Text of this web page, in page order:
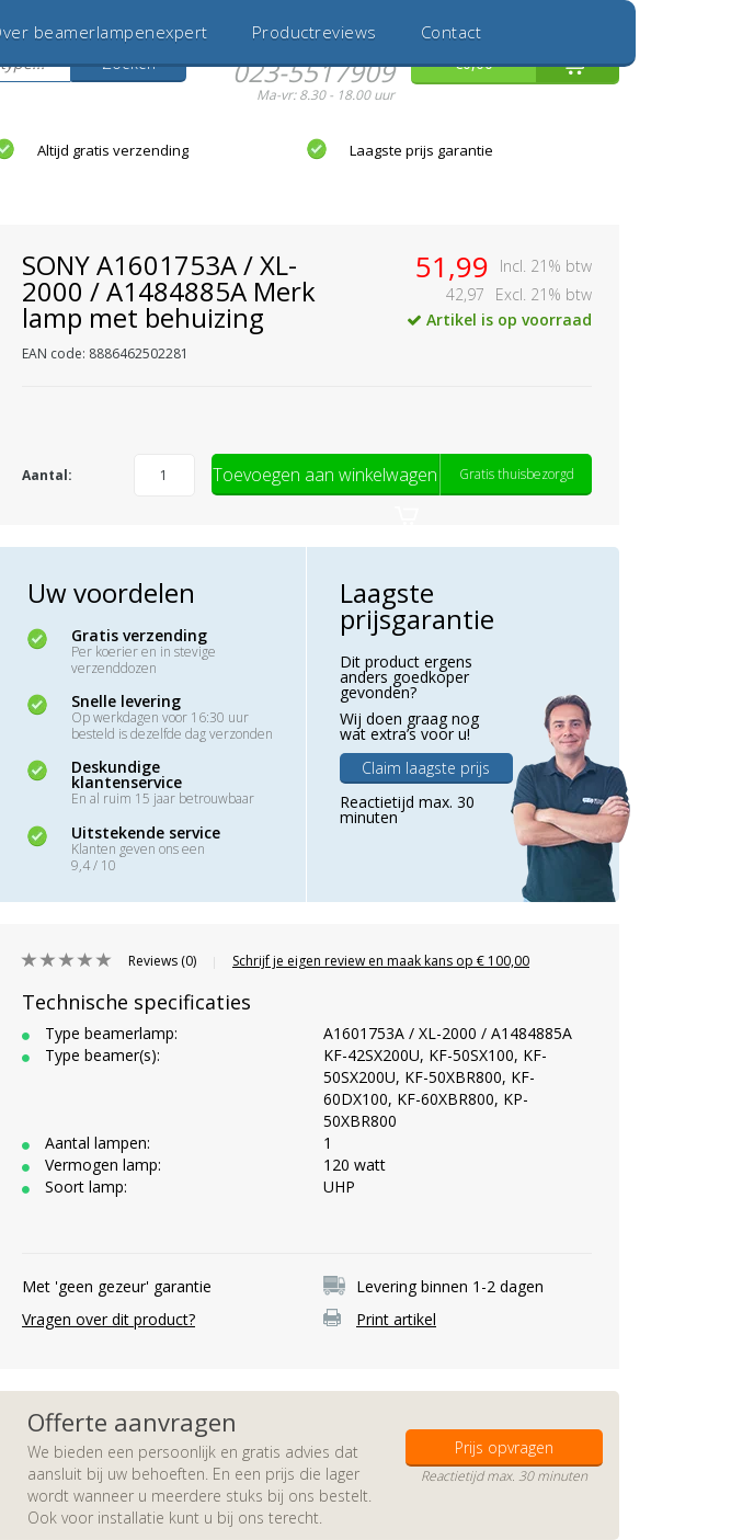
Inloggen
Zoeken
Hulp nodig?
023-5517909
Ma-vr: 8.30 - 18.00 uur
€0,00
beamerlampenexpert Productreviews Contact
Altijd gratis verzending Laagste prijs garantie
SONY A1601753A / XL-
2000 / A1484885A Merk
lamp met behuizing
EAN code: 8886462502281
51,99
Incl. 21% btw
42,97
Excl. 21% btw
Artikel is op voorraad
Aantal: Toevoegen aan winkelwagen Gratis thuisbezorgd
Uw voordelen
Gratis verzending
Per koerier en in stevige
verzenddozen
Snelle levering
Op werkdagen voor 16:30 uur
besteld is dezelfde dag verzonden
Deskundige
klantenservice
En al ruim 15 jaar betrouwbaar
Uitstekende service
Klanten geven ons een
9,4 / 10
Laagste
prijsgarantie
Dit product ergens
anders goedkoper
gevonden?
Wij doen graag nog
wat extra’s voor u!
Claim laagste prijs
Reactietijd max. 30
minuten
Reviews (0) Schrijf je eigen review en maak kans op € 100,00
Technische specificaties
Type beamerlamp:
A1601753A / XL-2000 / A1484885A
Type beamer(s):
KF-42SX200U, KF-50SX100, KF-
50SX200U, KF-50XBR800, KF-
60DX100, KF-60XBR800, KP-
50XBR800
Aantal lampen:
1
Vermogen lamp:
120 watt
Soort lamp:
UHP
Met 'geen gezeur' garantie
Levering binnen 1-2 dagen
Vragen over dit product?
Print artikel
Offerte aanvragen
We bieden een persoonlijk en gratis advies dat
aansluit bij uw behoeften. En een prijs die lager
wordt wanneer u meerdere stuks bij ons bestelt.
Ook voor installatie kunt u bij ons terecht.
Prijs opvragen
Reactietijd max. 30 minuten